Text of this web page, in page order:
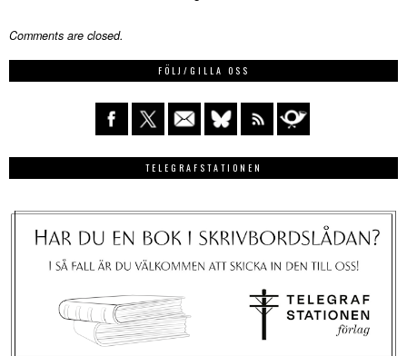
Comments are closed.
FÖLJ/GILLA OSS
TELEGRAFSTATIONEN